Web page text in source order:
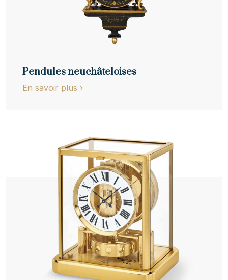
Pendules neuchâteloises
En savoir plus ›